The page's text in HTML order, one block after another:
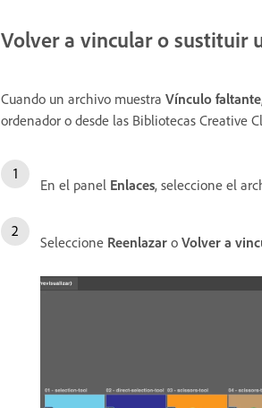
Volver a vincular o sustituir
Cuando un archivo muestra Vínculo faltante
ordenador o desde las Bibliotecas Creative
En el panel Enlaces, seleccione el
Seleccione Reenlazar o Volver a